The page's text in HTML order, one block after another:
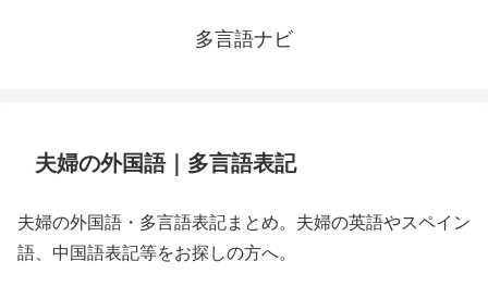
多言語ナビ
夫婦の外国語｜多言語表記
夫婦の外国語・多言語表記まとめ。夫婦の英語やスペイン
語、中国語表記等をお探しの方へ。